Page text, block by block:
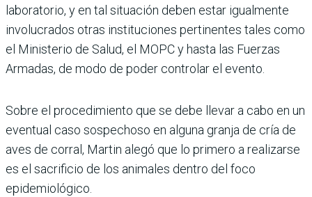
laboratorio, y en tal situación deben estar igualmente
involucrados otras instituciones pertinentes tales como
el Ministerio de Salud, el MOPC y hasta las Fuerzas
Armadas, de modo de poder controlar el evento.
Sobre el procedimiento que se debe llevar a cabo en un
eventual caso sospechoso en alguna granja de cría de
aves de corral, Martin alegó que lo primero a realizarse
es el sacrificio de los animales dentro del foco
epidemiológico.